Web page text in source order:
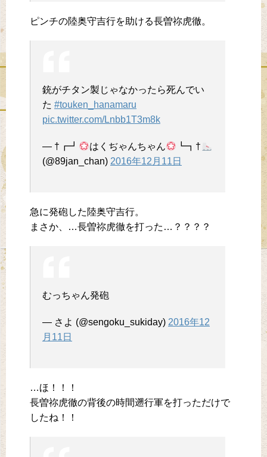
ピンチの陸奥守吉行を助ける長曽祢虎徹。
銃がチタン製じゃなかったら死んでい
た #touken_hanamaru
pic.twitter.com/Lnbb1T3m8k
— †┏┛ はくぢゃんちゃん
┗┓†
(@89jan_chan) 2016年12月11日
急に発砲した陸奥守吉行。
まさか、…長曽祢虎徹を打った…？？？？
むっちゃん発砲
— さよ (@sengoku_sukiday) 2016年12
月11日
…ほ！！！
長曽祢虎徹の背後の時間遡行軍を打っただけで
したね！！